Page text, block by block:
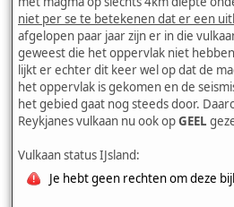
niet per se te betekenen dat er een
afgelopen paar jaar zijn er in die
geweest die het oppervlak niet
lijkt er echter dit keer wel op dat de
het oppervlak is gekomen en de
het gebied gaat nog steeds door.
Reykjanes vulkaan nu ook opGEEL
Vulkaan status IJsland:
Je hebt geen rechten om deze